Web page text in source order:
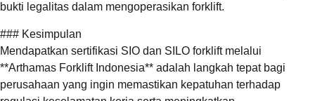
bukti legalitas dalam mengoperasikan forklift.
### Kesimpulan
Mendapatkan sertifikasi SIO dan SILO forklift melalui
**Arthamas Forklift Indonesia** adalah langkah tepat bagi
perusahaan yang ingin memastikan kepatuhan terhadap